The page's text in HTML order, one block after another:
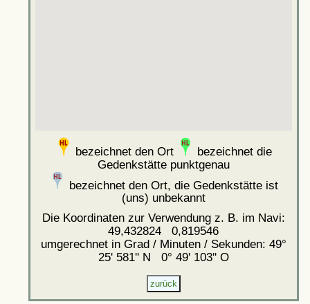
bezeichnet den Ort
bezeichnet die
Gedenkstätte punktgenau
bezeichnet den Ort, die Gedenkstätte ist
(uns) unbekannt
Die Koordinaten zur Verwendung z. B. im Navi:
49,432824 0,819546
umgerechnet in Grad / Minuten / Sekunden: 49°
25' 581'' N 0° 49' 103'' O